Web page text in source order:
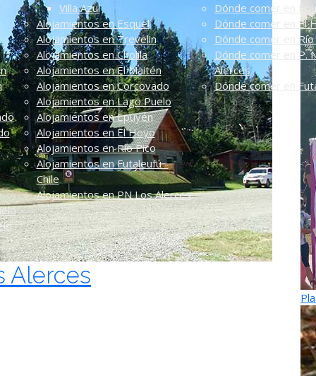
Villa Azul
Alojamientos en Esquel
Alojamientos en Trevelin
Alojamientos en Cholila
Alojamientos en El Maitén
Alojamientos en Corcovado
Alojamientos en Lago Puelo
Alojamientos en Epuyén
Alojamientos en El Hoyo
Alojamientos en Río Pico
Alojamientos en Futaleufú -
Chile
Alojamientos en PN Los Alerces
Dónde comer en
Dónde comer en El
Dónde comer en Río
Dónde comer en P.
Alerces
Dónde comer en
Alerces